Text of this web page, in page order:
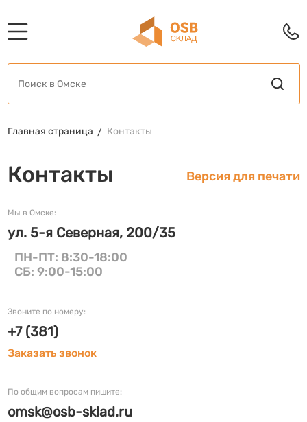
Главная страница Контакты
Контакты Версия для печати
Мы в Омске:
ул. 5-я Северная, 200/35
ПН-ПТ: 8:30-18:00
СБ: 9:00-15:00
Звоните по номеру:
+7 (381)
Заказать звонок
По общим вопросам пишите:
omsk@osb-sklad.ru